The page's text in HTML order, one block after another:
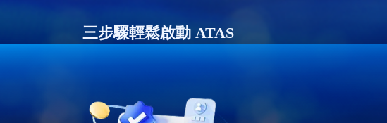
三步驟輕鬆啟動 ATAS